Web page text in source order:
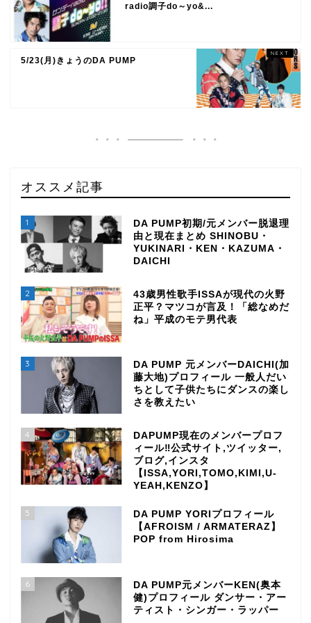
radio調子do～yo&...
5/23(月)きょうのDA PUMP
オススメ記事
1
DA PUMP初期/元メンバー脱退理
由と現在まとめ SHINOBU・
YUKINARI・KEN・KAZUMA・
DAICHI
2
43歳男性歌手ISSAが現代の火野
正平？マツコが言及！「総なめだ
ね」平成のモテ男代表
3
DA PUMP 元メンバーDAICHI(加
藤大地)プロフィール 一般人だい
ちとして子供たちにダンスの楽し
さを教えたい
4
DAPUMP現在のメンバープロフ
ィール‼公式サイト,ツイッター,
ブログ,インスタ
【ISSA,YORI,TOMO,KIMI,U-
YEAH,KENZO】
5
DA PUMP YORIプロフィール
【AFROISM / ARMATERAZ】
POP from Hirosima
6
DA PUMP元メンバーKEN(奥本
健)プロフィール ダンサー・アー
ティスト・シンガー・ラッパー